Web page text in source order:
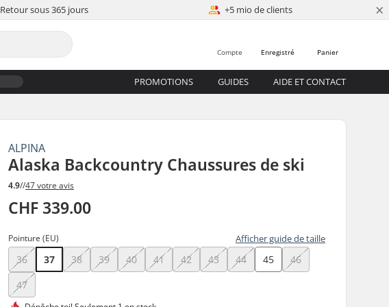
Retour sous 365 jours +5 mio de clients ×
Panier
Enregistré
Compte
PROMOTIONS GUIDES AIDE ET CONTACT
ALPINA
Alaska Backcountry Chaussures de ski
4.9//47 votre avis
CHF 339.00
Pointure (EU) Afficher guide de taille
36 37 38 39 40 41 42 43 44 45
46
47